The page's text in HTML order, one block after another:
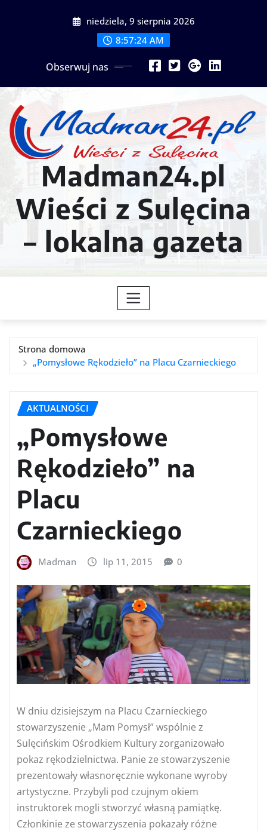
niedziela, 9 sierpnia 2026
8:57:26 AM
Obserwuj nas
Madman24.pl
Wieści z Sulęcina
– lokalna gazeta
Strona domowa
„Pomysłowe Rękodzieło” na Placu Czarnieckiego
AKTUALNOŚCI
„Pomysłowe
Rękodzieło” na
Placu
Czarnieckiego
Madman lip 11, 2015 0
W dniu dzisiejszym na Placu Czarnieckiego
stowarzyszenie „Mam Pomysł” wspólnie z
Sulęcińskim Ośrodkiem Kultury zorganizowało
pokaz rękodzielnictwa. Panie ze stowarzyszenie
prezentowały własnoręcznie wykonane wyroby
artystyczne. Przybyli pod czujnym okiem
instruktorek mogli stworzyć własną pamiątkę.
Członkinie ze stowarzyszenia pokazały różne